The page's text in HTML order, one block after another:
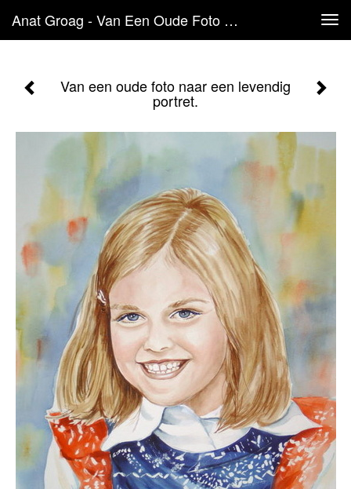
Anat Groag - Van Een Oude Foto Naar Een Levendig Portret.
Van een oude foto naar een levendig
portret.